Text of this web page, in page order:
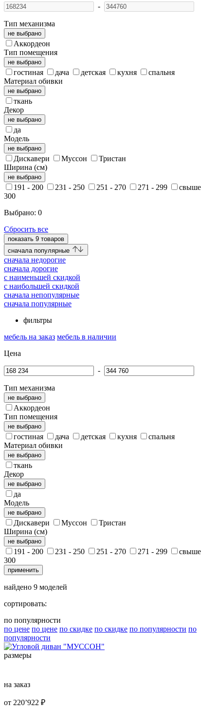
-
Тип механизма
не выбрано
Аккордеон
Тип помещения
не выбрано
гостиная дача детская кухня
спальня
Материал обивки
не выбрано
ткань
Декор
не выбрано
да
Модель
не выбрано
Дискавери Муссон
Тристан
Ширина (см)
не выбрано
191 - 200 231 - 250 251 - 270 271 - 299
свыше
300
Выбрано: 0
Сбросить все
показать 9 товаров
cначала популярные
cначала недорогие
cначала дорогие
c наименьшей скидкой
c наибольшей скидкой
сначала непопулярные
сначала популярные
фильтры
мебель на заказ мебель в наличии
Цена
-
Тип механизма
не выбрано
Аккордеон
Тип помещения
не выбрано
гостиная дача детская кухня
спальня
Материал обивки
не выбрано
ткань
Декор
не выбрано
да
Модель
не выбрано
Дискавери Муссон
Тристан
Ширина (см)
не выбрано
191 - 200 231 - 250 251 - 270 271 - 299
свыше
300
применить
найдено 9 моделей
сортировать:
по популярности
по цене по цене по скидке по скидке по популярности по
популярности
размеры
на заказ
от 220’922 ₽